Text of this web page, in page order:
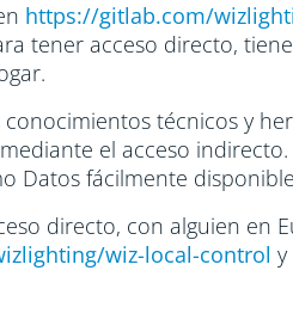
https://gitlab.com/
tener acceso directo,
técnicos y
el acceso
Datos fácilmente
directo, con alguien en
wiz-local-control y